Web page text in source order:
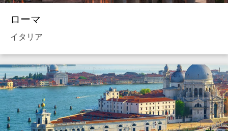
ローマ
イタリア